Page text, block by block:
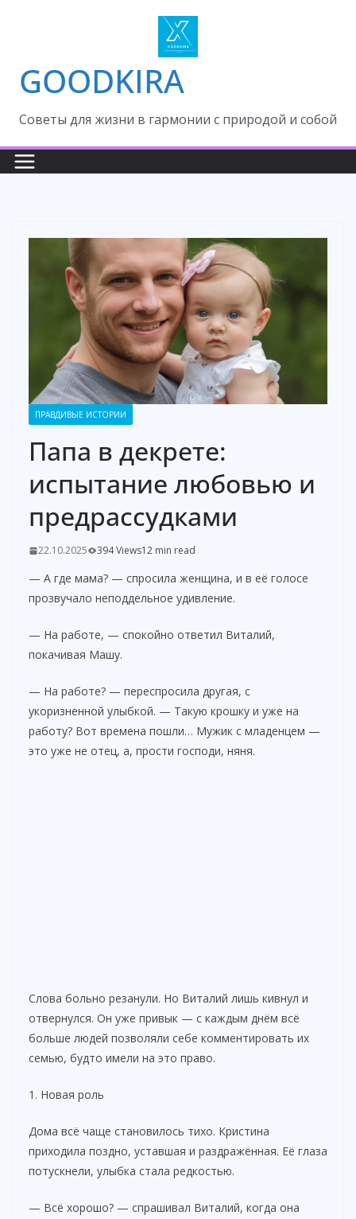
GOODKIRA
Cоветы для жизни в гармонии с природой и собой
ПРАВДИВЫЕ ИСТОРИИ
Папа в декрете:
испытание любовью и
предрассудками
22.10.2025 394 Views12 min read
— А где мама? — спросила женщина, и в её голосе
прозвучало неподдельное удивление.
— На работе, — спокойно ответил Виталий,
покачивая Машу.
— На работе? — переспросила другая, с
укоризненной улыбкой. — Такую крошку и уже на
работу? Вот времена пошли… Мужик с младенцем —
это уже не отец, а, прости господи, няня.
Слова больно резанули. Но Виталий лишь кивнул и
отвернулся. Он уже привык — с каждым днём всё
больше людей позволяли себе комментировать их
семью, будто имели на это право.
1. Новая роль
Дома всё чаще становилось тихо. Кристина
приходила поздно, уставшая и раздражённая. Её глаза
потускнели, улыбка стала редкостью.
— Всё хорошо? — спрашивал Виталий, когда она